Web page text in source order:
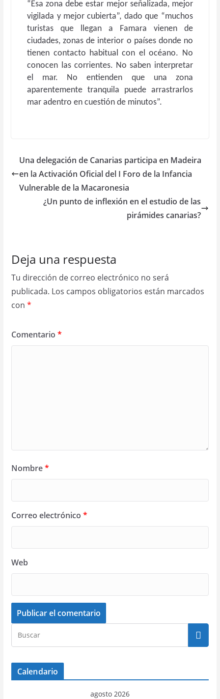
“Esa zona debe estar mejor señalizada, mejor
vigilada y mejor cubierta”, dado que “muchos
turistas que llegan a Famara vienen de
ciudades, zonas de interior o países donde no
tienen contacto habitual con el océano. No
conocen las corrientes. No saben interpretar
el mar. No entienden que una zona
aparentemente tranquila puede arrastrarlos
mar adentro en cuestión de minutos”.
Una delegación de Canarias participa en Madeira
en la Activación Oficial del I Foro de la Infancia
Vulnerable de la Macaronesia
¿Un punto de inflexión en el estudio de las
pirámides canarias?
Deja una respuesta
Tu dirección de correo electrónico no será
publicada. Los campos obligatorios están marcados
con *
Comentario *
Nombre*
Correo electrónico *
Web
Calendario
agosto 2026